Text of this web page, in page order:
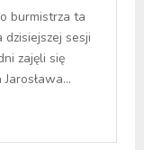
burmistrza ta
dzisiejszej sesji
zajęli się